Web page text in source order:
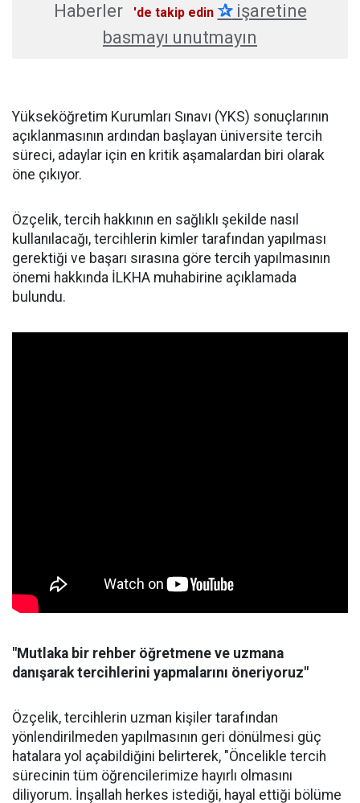
Haberler
'de takip edin ✰işaretine
basmayı unutmayın
Yükseköğretim Kurumları Sınavı (YKS) sonuçlarının
açıklanmasının ardından başlayan üniversite tercih
süreci, adaylar için en kritik aşamalardan biri olarak
öne çıkıyor.
Özçelik, tercih hakkının en sağlıklı şekilde nasıl
kullanılacağı, tercihlerin kimler tarafından yapılması
gerektiği ve başarı sırasına göre tercih yapılmasının
önemi hakkında İLKHA muhabirine açıklamada
bulundu.
"Mutlaka bir rehber öğretmene ve uzmana
danışarak tercihlerini yapmalarını öneriyoruz"
Özçelik, tercihlerin uzman kişiler tarafından
yönlendirilmeden yapılmasının geri dönülmesi güç
hatalara yol açabildiğini belirterek, "Öncelikle tercih
sürecinin tüm öğrencilerimize hayırlı olmasını
diliyorum. İnşallah herkes istediği, hayal ettiği bölüme